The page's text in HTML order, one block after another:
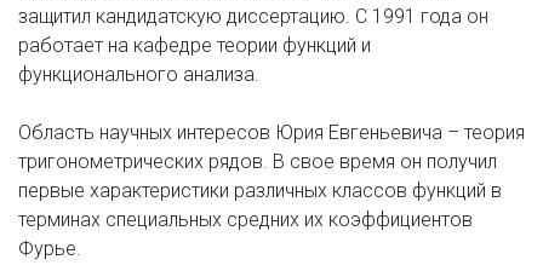
защитил кандидатскую диссертацию. С 1991 года он
работает на кафедре теории функций и
функционального анализа.
Область научных интересов Юрия Евгеньевича – теория
тригонометрических рядов. В свое время он получил
первые характеристики различных классов функций в
терминах специальных средних их коэффициентов
Фурье.